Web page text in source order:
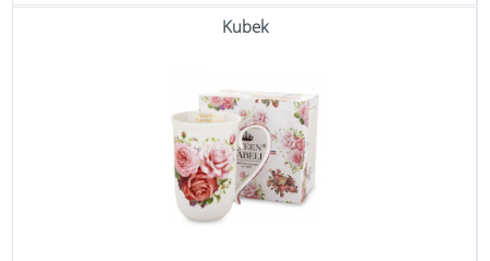
Kubek